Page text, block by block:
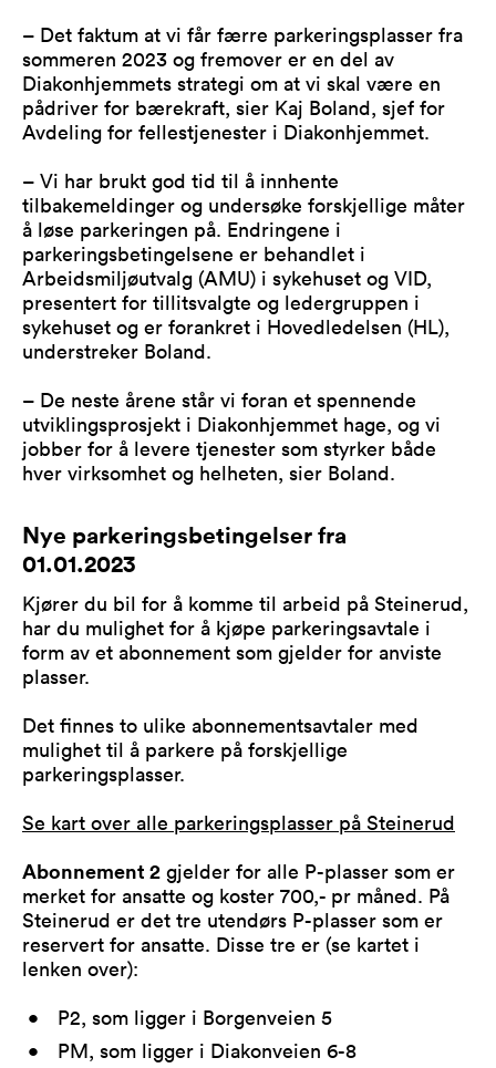
– Det faktum at vi får færre parkeringsplasser fra
sommeren 2023 og fremover er en del av
Diakonhjemmets strategi om at vi skal være en
pådriver for bærekraft, sier Kaj Boland, sjef for
Avdeling for fellestjenester i Diakonhjemmet.
– Vi har brukt god tid til å innhente
tilbakemeldinger og undersøke forskjellige måter
å løse parkeringen på. Endringene i
parkeringsbetingelsene er behandlet i
Arbeidsmiljøutvalg (AMU) i sykehuset og VID,
presentert for tillitsvalgte og ledergruppen i
sykehuset og er forankret i Hovedledelsen (HL),
understreker Boland.
– De neste årene står vi foran et spennende
utviklingsprosjekt i Diakonhjemmet hage, og vi
jobber for å levere tjenester som styrker både
hver virksomhet og helheten, sier Boland.
Nye parkeringsbetingelser fra
01.01.2023
Kjører du bil for å komme til arbeid på Steinerud,
har du mulighet for å kjøpe parkeringsavtale i
form av et abonnement som gjelder for anviste
plasser.
Det finnes to ulike abonnementsavtaler med
mulighet til å parkere på forskjellige
parkeringsplasser.
Se kart over alle parkeringsplasser på Steinerud
Abonnement 2 gjelder for alle P-plasser som er
merket for ansatte og koster 700,- pr måned. På
Steinerud er det tre utendørs P-plasser som er
reservert for ansatte. Disse tre er (se kartet i
lenken over):
P2, som ligger i Borgenveien 5
PM, som ligger i Diakonveien 6-8